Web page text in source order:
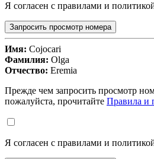
Я согласен с правилами и
Запросить просмотр номера
Имя: Cojocari
Фамилия: Olga
Отчество: Eremia
Прежде чем запросить просмотр
пожалуйста, прочитайте Правила и
Я согласен с правилами и